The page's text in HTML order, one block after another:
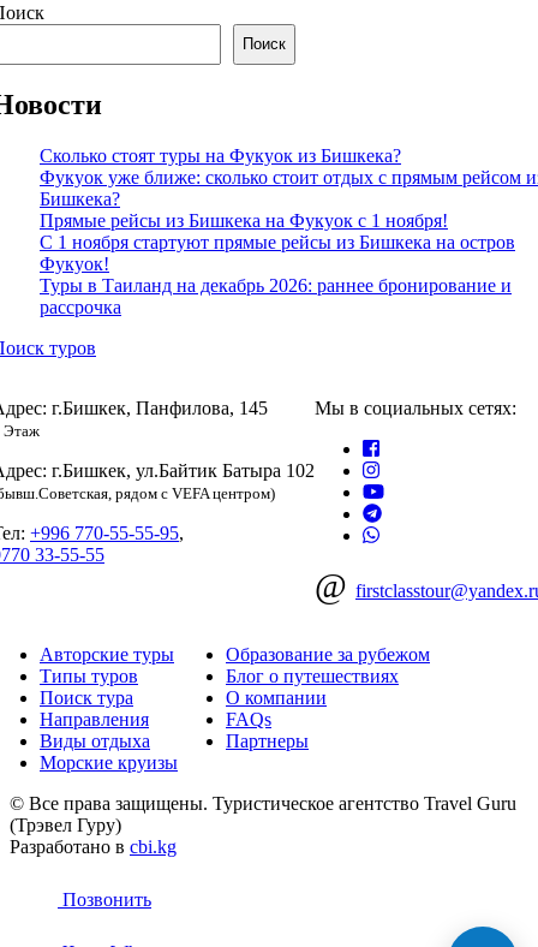
Поиск
Сколько стоят туры на Фукуок из Бишкека?
Фукуок уже ближе: сколько стоит отдых с прямым рейсом
Бишкека?
Прямые рейсы из Бишкека на Фукуок с 1 ноября!
С 1 ноября стартуют прямые рейсы из Бишкека на остров
Фукуок!
Туры в Таиланд на декабрь 2026: раннее бронирование и
рассрочка
туров
г.Бишкек, Панфилова, 145
Этаж
г.Бишкек, ул.Байтик Батыра 102
рядом с VEFA центром)
+996 770-55-55-95,
33-55-55
Мы в социальных сетях:
@
Авторские туры
Типы туров
Поиск тура
Направления
Виды отдыха
Морские круизы
Образование за рубежом
Блог о путешествиях
О компании
FAQs
Партнеры
© Все права защищены. Туристическое агентство Travel Guru
(Трэвел Гуру)
Разработано в cbi.kg
Позвонить